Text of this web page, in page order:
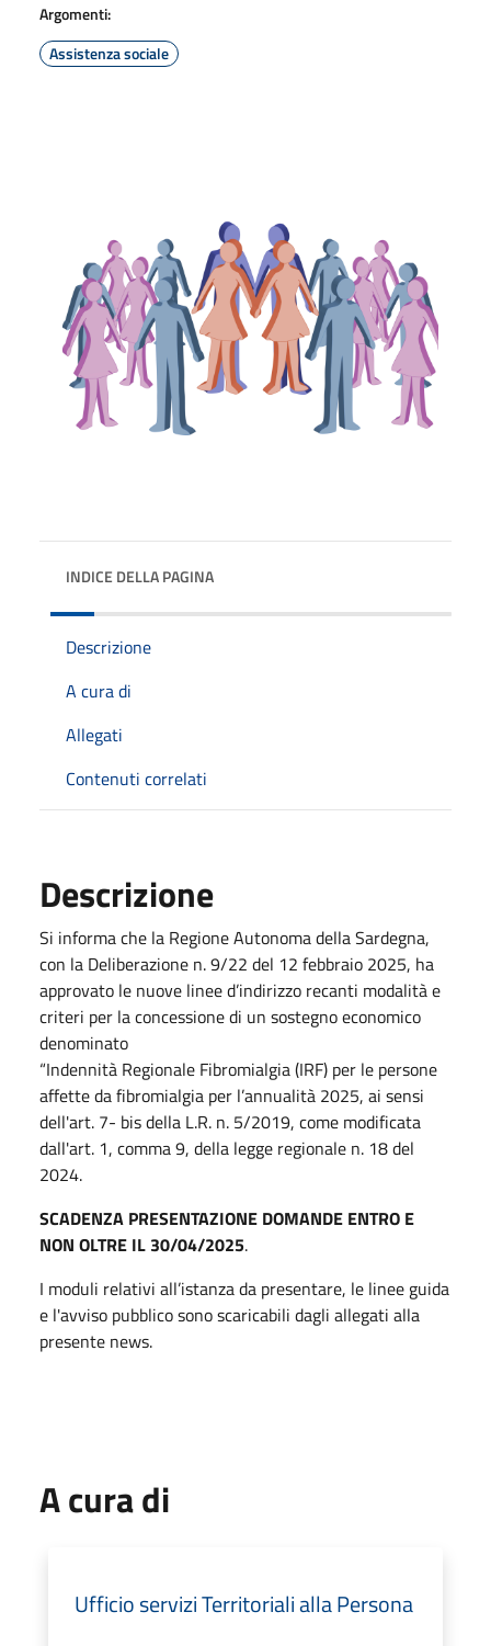
Argomenti:
Assistenza sociale
INDICE DELLA PAGINA
Descrizione
A cura di
Allegati
Contenuti correlati
Descrizione
Si informa che la Regione Autonoma della Sardegna,
con la Deliberazione n. 9/22 del 12 febbraio 2025, ha
approvato le nuove linee d’indirizzo recanti modalità e
criteri per la concessione di un sostegno economico
denominato
“Indennità Regionale Fibromialgia (IRF) per le persone
affette da fibromialgia per l’annualità 2025, ai sensi
dell'art. 7- bis della L.R. n. 5/2019, come modificata
dall'art. 1, comma 9, della legge regionale n. 18 del
2024.
SCADENZA PRESENTAZIONE DOMANDE ENTRO E
NON OLTRE IL 30/04/2025.
I moduli relativi all’istanza da presentare, le linee guida
e l'avviso pubblico sono scaricabili dagli allegati alla
presente news.
A cura di
Ufficio servizi Territoriali alla Persona